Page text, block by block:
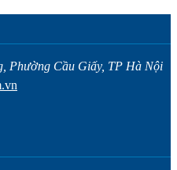
Phường Cầu Giấy, TP Hà Nội